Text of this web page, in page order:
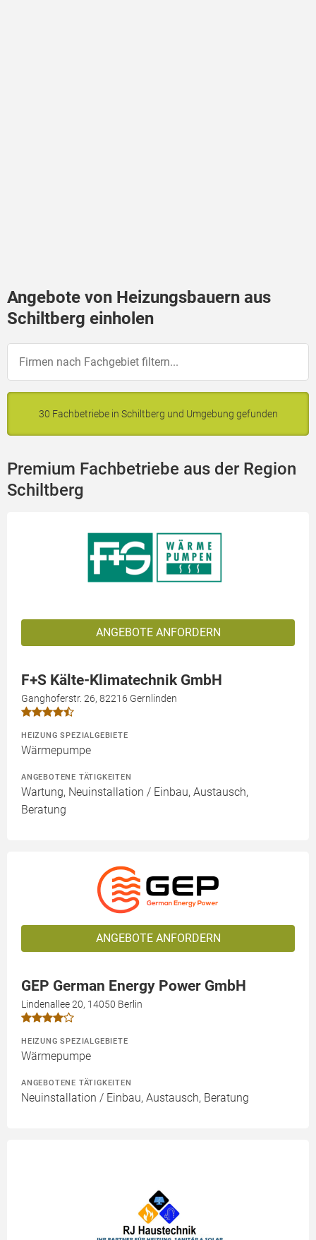
Angebote von Heizungsbauern aus
Schiltberg einholen
30 Fachbetriebe in Schiltberg und Umgebung gefunden
Premium Fachbetriebe aus der Region
Schiltberg
ANGEBOTE ANFORDERN
F+S Kälte-Klimatechnik GmbH
Ganghoferstr. 26, 82216 Gernlinden
HEIZUNG SPEZIALGEBIETE
Wärmepumpe
ANGEBOTENE TÄTIGKEITEN
Wartung, Neuinstallation / Einbau, Austausch,
Beratung
ANGEBOTE ANFORDERN
GEP German Energy Power GmbH
Lindenallee 20, 14050 Berlin
HEIZUNG SPEZIALGEBIETE
Wärmepumpe
ANGEBOTENE TÄTIGKEITEN
Neuinstallation / Einbau, Austausch, Beratung